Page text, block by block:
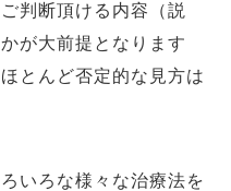
判断頂ける内容（説
が大前提となります
とんど否定的な見方は
いろな様々な治療法を